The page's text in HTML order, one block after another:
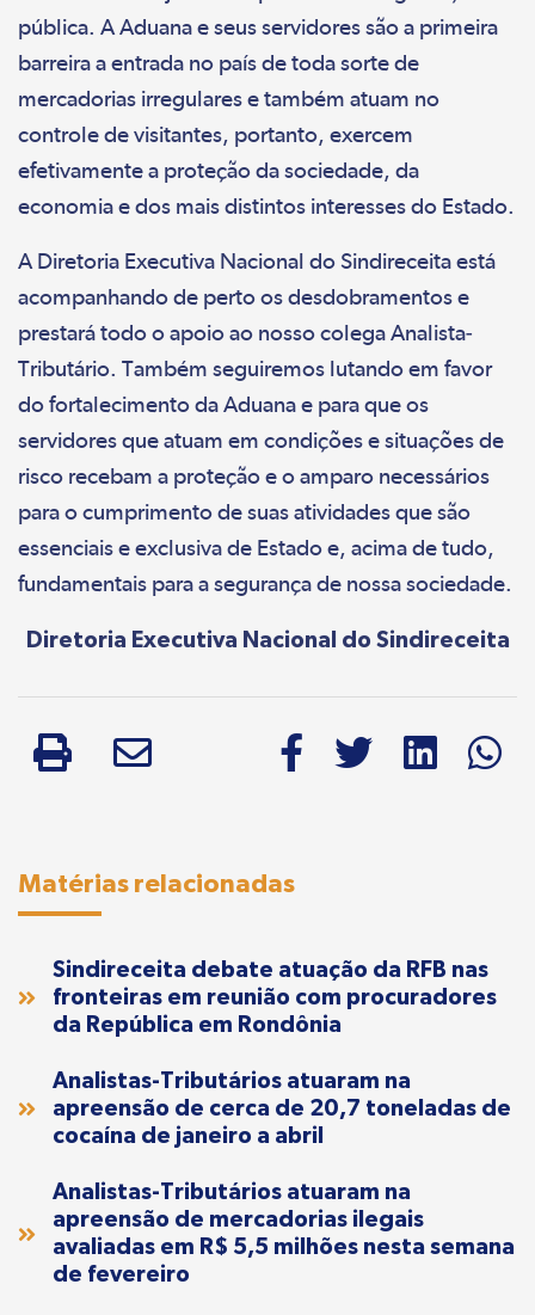
pública. A Aduana e seus servidores são a primeira
barreira a entrada no país de toda sorte de
mercadorias irregulares e também atuam no
controle de visitantes, portanto, exercem
efetivamente a proteção da sociedade, da
economia e dos mais distintos interesses do Estado.
A Diretoria Executiva Nacional do Sindireceita está
acompanhando de perto os desdobramentos e
prestará todo o apoio ao nosso colega Analista-
Tributário. Também seguiremos lutando em favor
do fortalecimento da Aduana e para que os
servidores que atuam em condições e situações de
risco recebam a proteção e o amparo necessários
para o cumprimento de suas atividades que são
essenciais e exclusiva de Estado e, acima de tudo,
fundamentais para a segurança de nossa sociedade.
Diretoria Executiva Nacional do Sindireceita
Matérias relacionadas
Sindireceita debate atuação da RFB nas
fronteiras em reunião com procuradores
da República em Rondônia
Analistas-Tributários atuaram na
apreensão de cerca de 20,7 toneladas de
cocaína de janeiro a abril
Analistas-Tributários atuaram na
apreensão de mercadorias ilegais
avaliadas em R$ 5,5 milhões nesta semana
de fevereiro